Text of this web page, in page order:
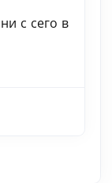
с сего в